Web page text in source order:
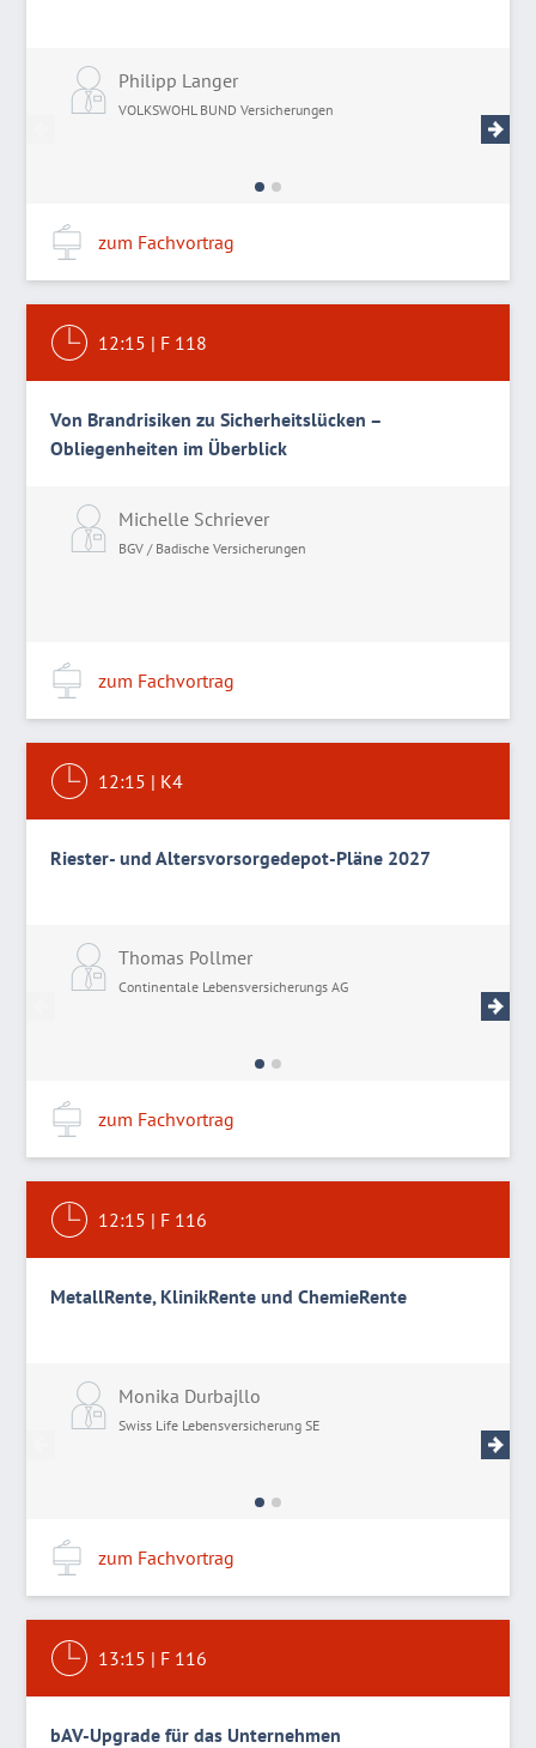
Philipp Langer
VOLKSWOHL BUND Versicherungen
zum Fachvortrag
12:15 | F 118
Von Brandrisiken zu Sicherheitslücken –
Obliegenheiten im Überblick
Michelle Schriever
BGV / Badische Versicherungen
zum Fachvortrag
12:15 | K4
Riester- und Altersvorsorgedepot-Pläne 2027
Thomas Pollmer
Continentale Lebensversicherungs AG
zum Fachvortrag
12:15 | F 116
MetallRente, KlinikRente und ChemieRente
Monika Durbajllo
Swiss Life Lebensversicherung SE
zum Fachvortrag
13:15 | F 116
bAV-Upgrade für das Unternehmen